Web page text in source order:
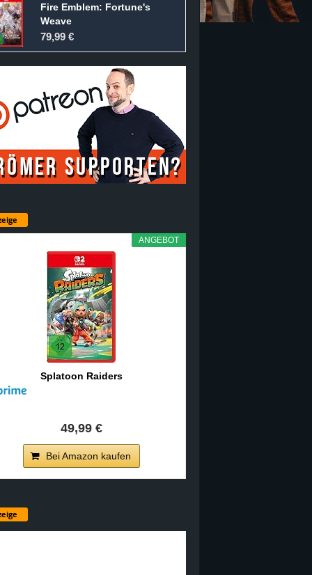
Fire Emblem: Fortune's
Weave
79,99 €
ANGEBOT
Splatoon Raiders
49,99 €
Bei Amazon kaufen